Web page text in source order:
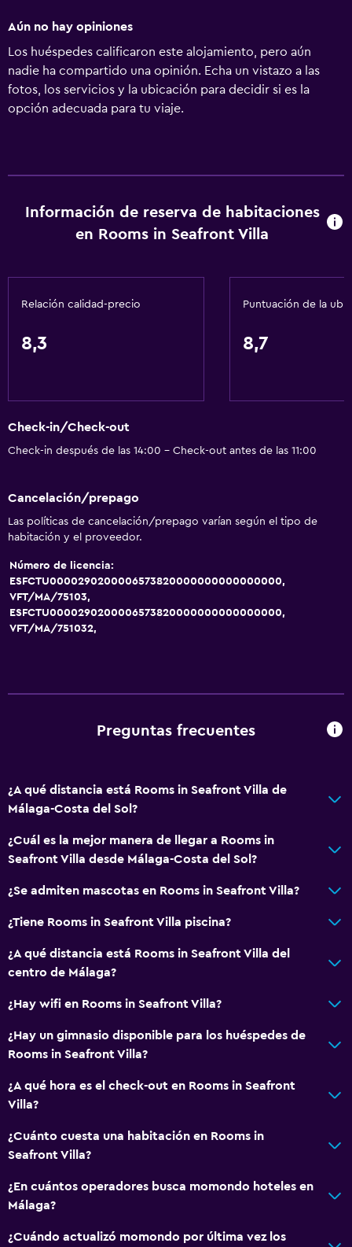
Aún no hay opiniones
Los huéspedes calificaron este alojamiento, pero aún
nadie ha compartido una opinión. Echa un vistazo a las
fotos, los servicios y la ubicación para decidir si es la
opción adecuada para tu viaje.
Información de reserva de habitaciones
en Rooms in Seafront Villa
Relación calidad-precio
8,3
Puntuación de la
8,7
Check-in/Check-out
Check-in después de las 14:00 - Check-out antes de las 11:00
Cancelación/prepago
Las políticas de cancelación/prepago varían según el tipo de
habitación y el proveedor.
Número de licencia:
ESFCTU0000290200006573820000000000000000,
VFT/MA/75103,
ESFCTU0000290200006573820000000000000000,
VFT/MA/751032,
Preguntas frecuentes
¿A qué distancia está Rooms in Seafront Villa de
Málaga-Costa del Sol?
¿Cuál es la mejor manera de llegar a Rooms in
Seafront Villa desde Málaga-Costa del Sol?
¿Se admiten mascotas en Rooms in Seafront Villa?
¿Tiene Rooms in Seafront Villa piscina?
¿A qué distancia está Rooms in Seafront Villa del
centro de Málaga?
¿Hay wifi en Rooms in Seafront Villa?
¿Hay un gimnasio disponible para los huéspedes de
Rooms in Seafront Villa?
¿A qué hora es el check-out en Rooms in Seafront
Villa?
¿Cuánto cuesta una habitación en Rooms in
Seafront Villa?
¿En cuántos operadores busca momondo hoteles en
Málaga?
¿Cuándo actualizó momondo por última vez los